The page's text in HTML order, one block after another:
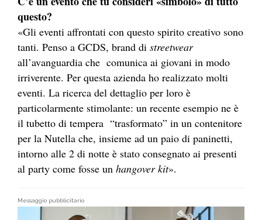
questo?
«Gli eventi affrontati con questo spirito creativo sono
tanti. Penso a GCDS, brand di streetwear
all’avanguardia che comunica ai giovani in modo
irriverente. Per questa azienda ho realizzato molti
eventi. La ricerca del dettaglio per loro è
particolarmente stimolante: un recente esempio ne è
il tubetto di tempera “trasformato” in un contenitore
per la Nutella che, insieme ad un paio di paninetti,
intorno alle 2 di notte è stato consegnato ai presenti
al party come fosse un hangover kit».
Messaggio pubblicitario